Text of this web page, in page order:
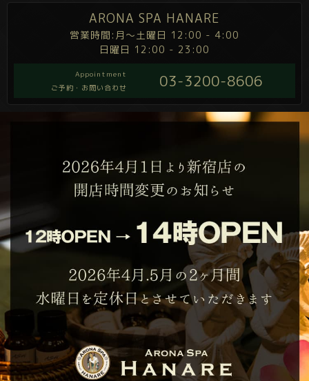
ARONA SPA HANARE
営業時間:月～土曜日 12:00 - 4:00
日曜日 12:00 - 23:00
Appointment
ご予約・お問い合わせ
03-3200-8606